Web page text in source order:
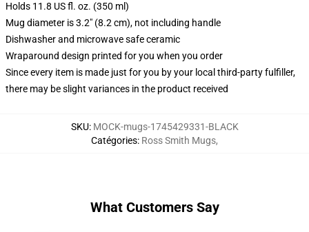
Holds 11.8 US fl. oz. (350 ml)
Mug diameter is 3.2" (8.2 cm), not including handle
Dishwasher and microwave safe ceramic
Wraparound design printed for you when you order
Since every item is made just for you by your local third-party fulfiller,
there may be slight variances in the product received
SKU: MOCK-mugs-1745429331-BLACK
Catégories: Ross Smith Mugs,
What Customers Say